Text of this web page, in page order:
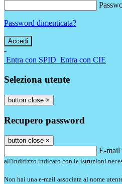
Password dimenticata?
-
Entra con SPID Entra con CIE
Seleziona utente
button close ×
Recupero password
button close ×
E-mail
all'indirizzo indicato con le istruzioni
Non hai una e-mail associata al nome